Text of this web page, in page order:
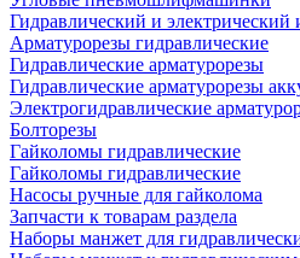
Гидравлический и электрический
Арматурорезы гидравлические
Гидравлические арматурорезы
Гидравлические арматурорезы
Электрогидравлические
Болторезы
Гайколомы гидравлические
Гайколомы гидравлические
Насосы ручные для гайколома
Запчасти к товарам раздела
Наборы манжет для